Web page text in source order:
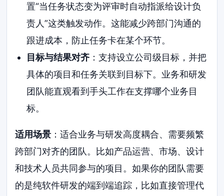
置“当任务状态变为评审时自动指派给设计负
责人”这类触发动作。这能减少跨部门沟通的
跟进成本，防止任务卡在某个环节。
目标与结果对齐：支持设立公司级目标，并把
具体的项目和任务关联到目标下。业务和研发
团队能直观看到手头工作在支撑哪个业务目
标。
适用场景 ：适合业务与研发高度耦合、需要频繁
跨部门对齐的团队。比如产品运营、市场、设计
和技术人员共同参与的项目。如果你的团队需要
的是纯软件研发的端到端追踪，比如直接管理代